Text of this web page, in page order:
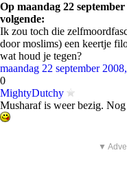
Op maandag 22
volgende:
Ik zou toch die
door moslims) een keertje
wat houd je tegen?
maandag 22 september
0
MightyDutchy
Musharaf is weer bezig. Nog
▼